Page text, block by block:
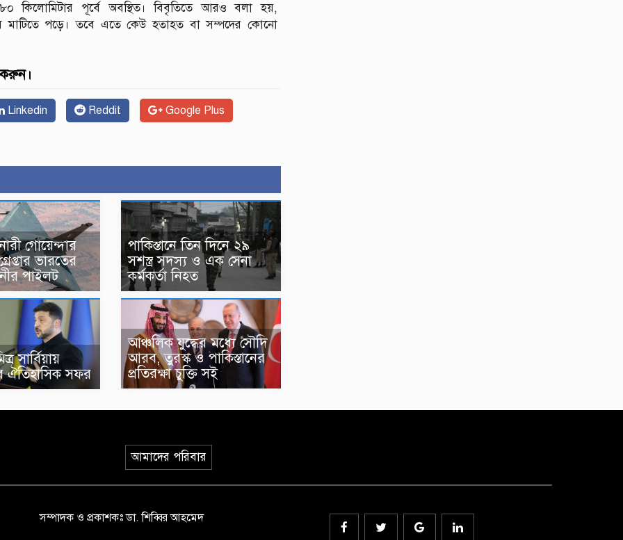
কিলোমিটার পূর্বে অবস্থিত। বিবৃতিতে আরও বলা হয়,
মাটিতে পড়ে। তবে এতে কেউ হতাহত বা সম্পদের কোনো
Linkedin Reddit Google Plus
গোয়েন্দার
ভারতের
পাইলট
পাকিস্তানে তিন দিনে ২৯
সশস্ত্র সদস্য ও এক সেনা
কর্মকর্তা নিহত
সার্বিয়ায়
ঐতিহাসিক সফর
আঞ্চলিক যুদ্ধের মধ্যে সৌদি
আরব, তুরস্ক ও পাকিস্তানের
প্রতিরক্ষা চুক্তি সই
আমাদের পরিবার
সম্পাদক ও প্রকাশকঃ ডা. শিব্বির আহমেদ